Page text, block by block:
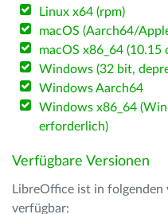
Linux x64 (rpm)
macOS (Aarch64/
macOS x86_64
Windows (32 bit,
Windows Aarch64
Windows x86_64
erforderlich)
Verfügbare Versionen
LibreOffice ist in folgenden
verfügbar: